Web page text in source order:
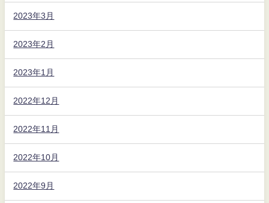
2023年3月
2023年2月
2023年1月
2022年12月
2022年11月
2022年10月
2022年9月